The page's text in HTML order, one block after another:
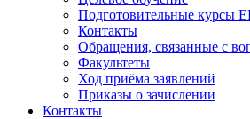
Подготовительные курсы
Контакты
Обращения, связанные с
Факультеты
Ход приёма заявлений
Приказы о зачислении
Контакты